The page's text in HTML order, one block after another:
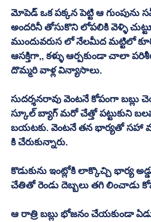
మోపెడ్ ఒక పక్కన పెట్టి ఆ గుంపును
అందరినీ తోసుకొని లోపలికి వెళ్ళి
ముందువరుస లో నేలమీద మట్టిలో
ఆసక్తిగా,, కళ్ళు ఆర్పకుండా చాలా
దొమ్మరి వాళ్ల విన్యాసాలు.
సుదర్శనరావు వెంటనే కోపంగా బబ్లు
స్కూల్ బ్యాగ్ మరో చేత్తో పట్టుకుని
బయటకు. వెంటనే తన భార్యతో సహా
కి చేరుకున్నారు.
కొడుకును ఇంట్లోకి లాక్కొచ్చి భార్య
చేతితో రెండు దెబ్బలు తగి లించాడు
ఆ రాత్రి బబ్లు భోజనం చేయకుండా